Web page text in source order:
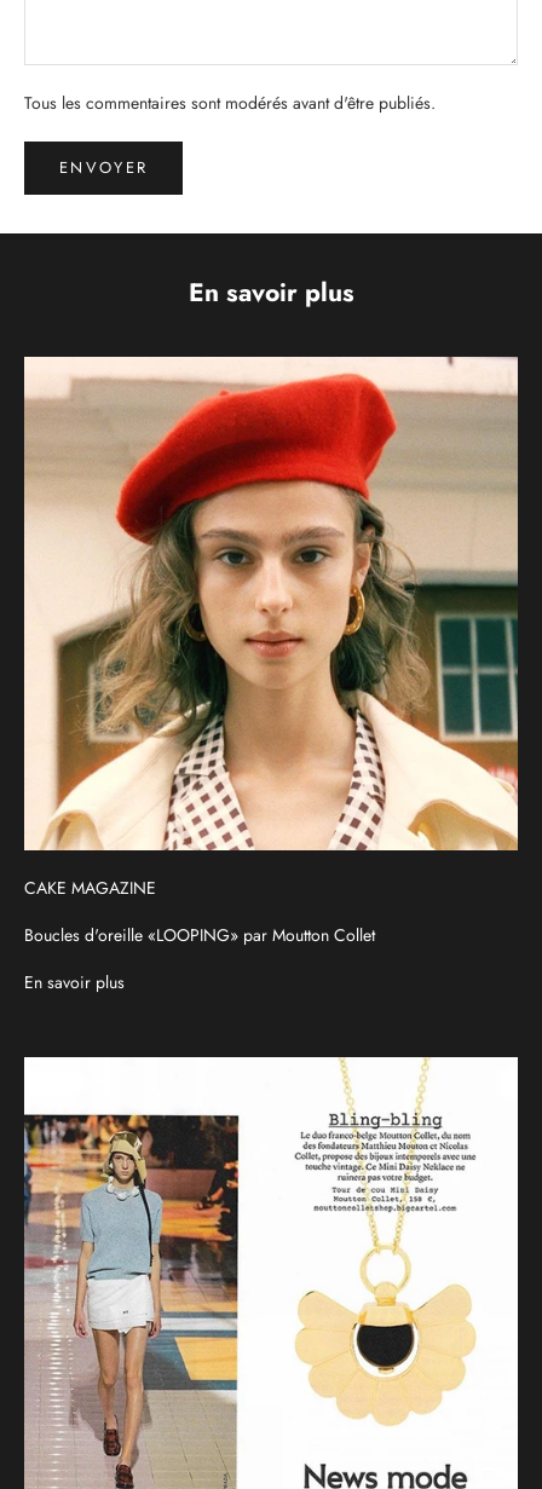
Tous les commentaires sont modérés avant d'être publiés.
ENVOYER
En savoir plus
CAKE MAGAZINE
Boucles d'oreille «LOOPING» par Moutton Collet
En savoir plus